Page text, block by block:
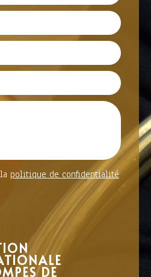
politique de confidentialité
DE